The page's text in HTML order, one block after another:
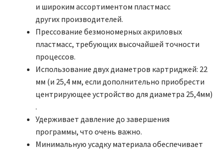
и широким ассортиментом пластмасс
других производителей.
Прессование безмономерных акриловых
пластмасс, требующих высочайшей точности
процессов.
Использование двух диаметров картриджей: 22
мм (и 25,4 мм, если дополнительно приобрести
центрирующее устройство для диаметра 25,4мм)
.
Удерживает давление до завершения
программы, что очень важно.
Минимальную усадку материала обеспечивает